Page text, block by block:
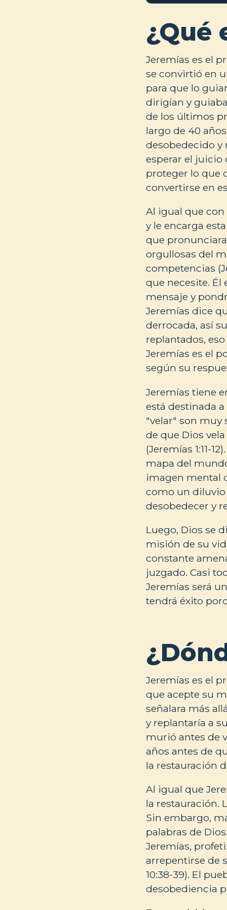
¿Qué
Jeremías es el
se convirtió en
para que lo
dirigían y
de los últimos
largo de 40
desobedecido y
esperar el juicio
proteger lo que
convertirse en
Al igual que con
y le encarga
que
orgullosas del
competencias
que necesite. Él
mensaje y
Jeremías dice
derrocada, así
replantados,
Jeremías es el
según su
Jeremías tiene
está destinada
"velar" son muy
de que Dios
(Jeremías 1:11-
mapa del
imagen mental
como un diluvio
desobedecer y
Luego, Dios se
misión de su
constante
juzgado. Casi
Jeremías será
tendrá éxito
Jeremías es el
que acepte su
señalara más
y replantaría a
murió antes de
años antes de
la restauración
Al igual que
la restauración.
Sin embargo,
palabras de
Jeremías,
arrepentirse de
10:38-39). El
desobediencia